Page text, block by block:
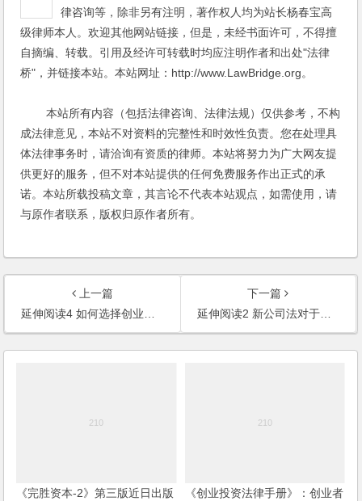
律咨询等，除非另有注明，著作权人均为站长杨春宝高
级律师本人。欢迎其他网站链接，但是，未经书面许可，不得擅
自摘编、转载。引用及经许可转载时均应注明作者和出处"法律
桥"，并链接本站。本站网址：http://www.LawBridge.org。
本站所有内容（包括法律咨询、法律法规）仅供参考，不构
成法律意见，本站不对资料的完整性和时效性负责。您在处理具
体法律事务时，请洽询有资质的律师。本站将努力为广大网友提
供更好的服务，但不对本站提供的任何免费服务作出正式的承
诺。本站所载投稿文章，其言论不代表本站观点，如需使用，请
与原作者联系，版权归原作者所有。
上一篇
延伸阅读4 如何选择创业地点和产业
下一篇
延伸阅读2 新公司法对于创业的促进
《完胜资本-2》第三版近日出版
《创业投资法律手册》：创业者